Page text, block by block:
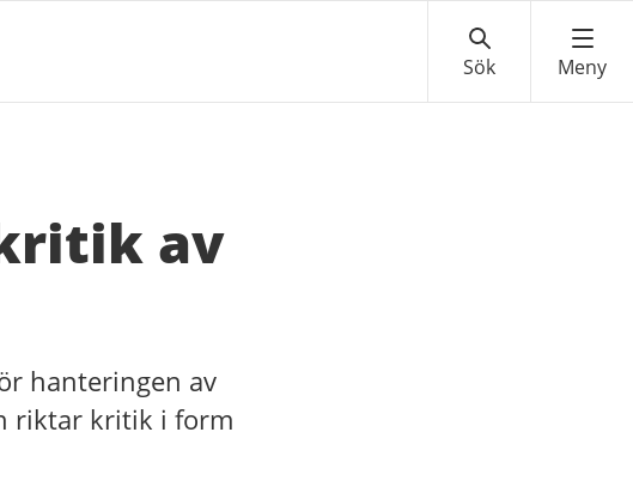
av
hanteringen av
riktar kritik i form